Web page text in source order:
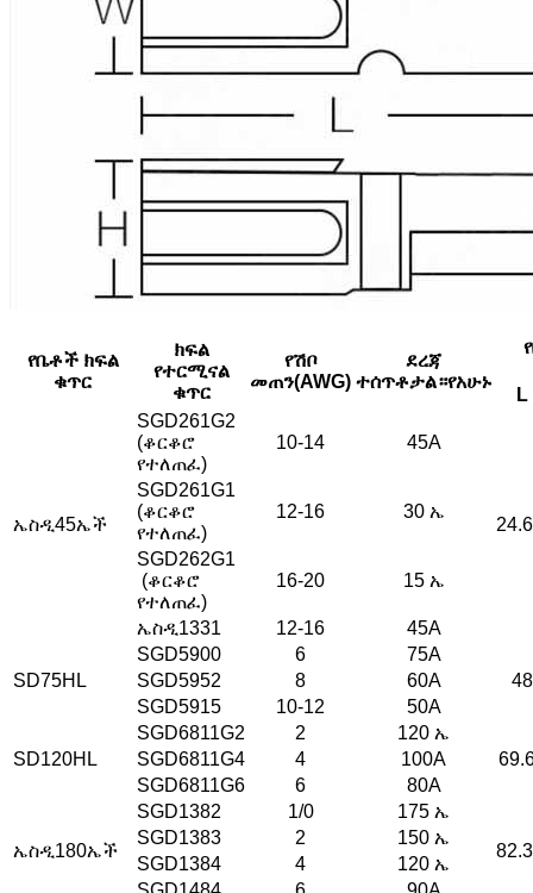
የቤቶች ክፍል
ቁጥር
ክፍል
የተርሚናል
ቁጥር
የሽቦ
መጠን(AWG)
ደረጃ
ተሰጥቶታል።የአሁኑ
L
ኤስዲ45ኤች
SGD261G2
(ቆርቆሮ
የተለጠፈ)
10-14 45A
24.6
SGD261G1
(ቆርቆሮ
የተለጠፈ)
12-16 30 ኤ
SGD262G1
(ቆርቆሮ
የተለጠፈ)
16-20 15 ኤ
ኤስዲ1331 12-16 45A
SD75HL
SGD5900 6
75A
48
SGD5952 8
60A
SGD5915
10-12 50A
SD120HL
SGD6811G2 2
120 ኤ
SGD6811G4 4
100A
SGD6811G6
6 80A
ኤስዲ180ኤች
SGD1382 1/0
175 ኤ
82.3
SGD1383 2
150 ኤ
SGD1384
4
120 ኤ